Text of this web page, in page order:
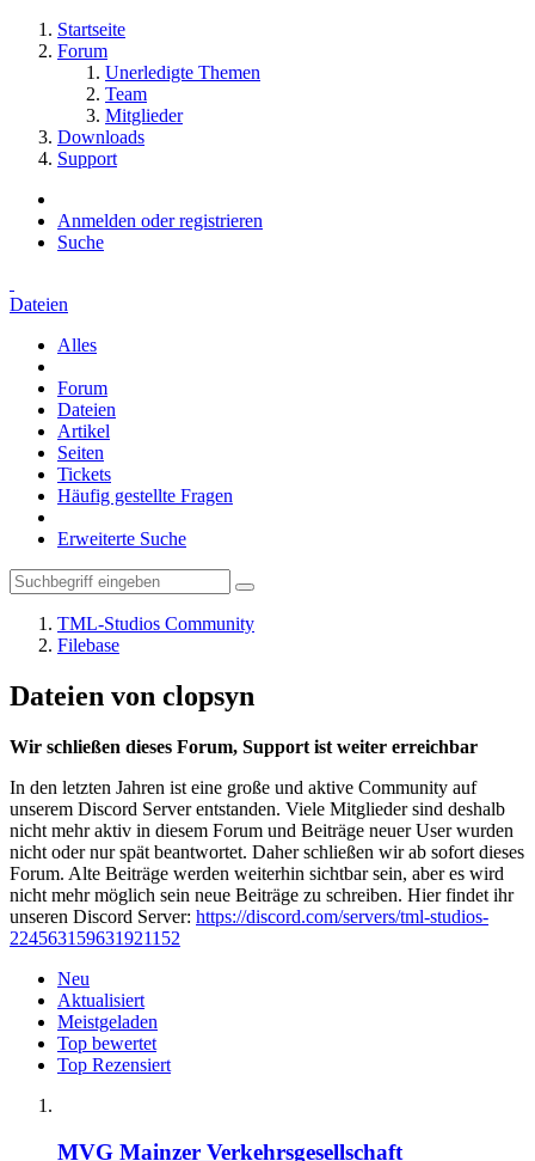
Startseite
Forum
Unerledigte Themen
Team
Mitglieder
Downloads
Support
Anmelden oder registrieren
Suche
Dateien
Alles
Forum
Dateien
Artikel
Seiten
Tickets
Häufig gestellte Fragen
Erweiterte Suche
TML-Studios Community
Filebase
Dateien von clopsyn
Wir schließen dieses Forum, Support ist weiter erreichbar
In den letzten Jahren ist eine große und aktive Community auf
unserem Discord Server entstanden. Viele Mitglieder sind deshalb
nicht mehr aktiv in diesem Forum und Beiträge neuer User wurden
nicht oder nur spät beantwortet. Daher schließen wir ab sofort dieses
Forum. Alte Beiträge werden weiterhin sichtbar sein, aber es wird
nicht mehr möglich sein neue Beiträge zu schreiben. Hier findet ihr
unseren Discord Server: https://discord.com/servers/tml-studios-
224563159631921152
Neu
Aktualisiert
Meistgeladen
Top bewertet
Top Rezensiert
MVG Mainzer Verkehrsgesellschaft